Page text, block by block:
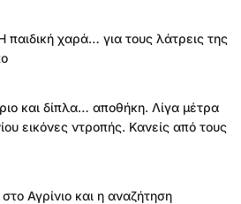
παιδική χαρά… για τους λάτρεις της
και δίπλα… αποθήκη. Λίγα μέτρα
εικόνες ντροπής. Κανείς από τους
Αγρίνιο και η αναζήτηση